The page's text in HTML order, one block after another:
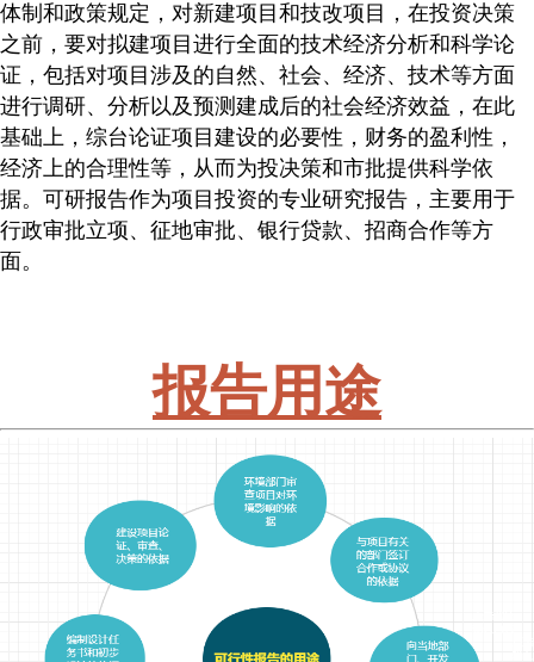
体制和政策规定，对新建项目和技改项目，在投资决策
之前，要对拟建项目进行全面的技术经济分析和科学论
证，包括对项目涉及的自然、社会、经济、技术等方面
进行调研、分析以及预测建成后的社会经济效益，在此
基础上，综台论证项目建设的必要性，财务的盈利性，
经济上的合理性等，从而为投决策和市批提供科学依
据。可研报告作为项目投资的专业研究报告，主要用于
行政审批立项、征地审批、银行贷款、招商合作等方
面。
报告用途